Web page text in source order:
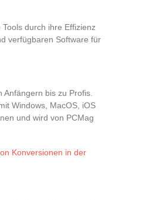
durch ihre Effizienz
verfügbaren Software für
Anfängern bis zu Profis.
Windows, MacOS, iOS
und wird von PCMag
Konversionen in der